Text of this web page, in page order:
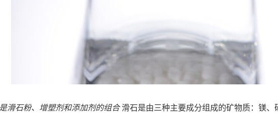
滑石粉、增塑剂和添加剂的组合 滑石是由三种主要成分组成的矿物质：镁